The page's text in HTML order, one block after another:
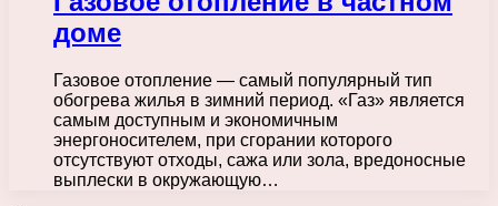
доме
Газовое отопление — самый популярный тип
обогрева жилья в зимний период. «Газ» является
самым доступным и экономичным
энергоносителем, при сгорании которого
отсутствуют отходы, сажа или зола, вредоносные
выплески в окружающую…